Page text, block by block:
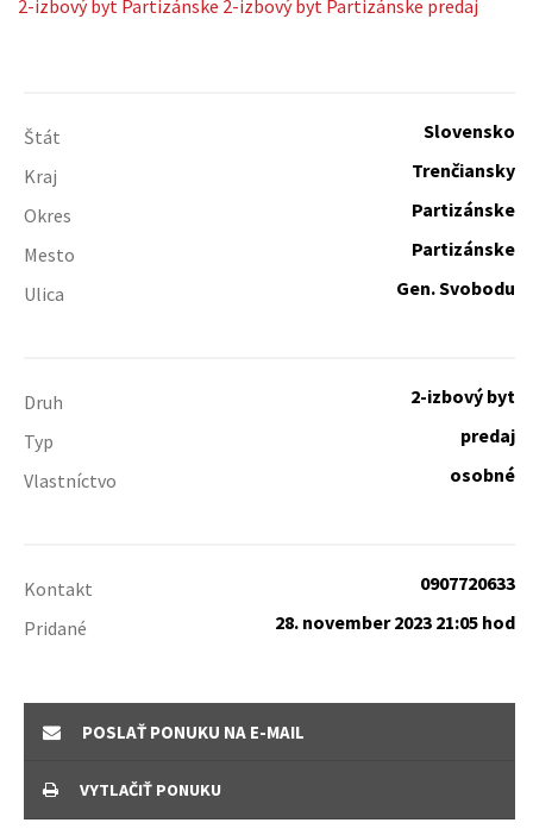
2-izbový byt Partizánske 2-izbový byt Partizánske predaj
Štát
Slovensko
Kraj
Trenčiansky
Okres
Partizánske
Mesto
Partizánske
Ulica
Gen. Svobodu
Druh
2-izbový byt
Typ
predaj
Vlastníctvo
osobné
Kontakt
0907720633
Pridané
28. november 2023 21:05 hod
POSLAŤ PONUKU NA E-MAIL
VYTLAČIŤ PONUKU